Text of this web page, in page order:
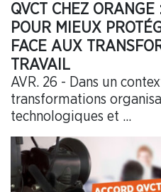
QVCT CHEZ
POUR MIEUX
FACE AUX
TRAVAIL
AVR. 26 - Dans un
transformations
technologiques et ...